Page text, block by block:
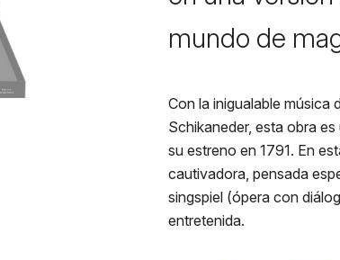
Flauta
mundo de
Con la inigualable música
Schikaneder, esta obra
su estreno en 1791. En
cautivadora, pensada
singspiel (ópera con
entretenida.